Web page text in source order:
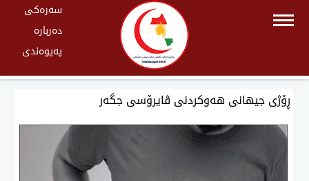
سەرەکی
دەربارە
پەیوەندی
ڕۆژی جیهانی هەوكردنی ڤایرۆسی جگەر